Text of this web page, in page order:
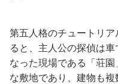
第五人格のチュートリ
ると、主人公の探偵は
なった現場である「荘
な敷地であり、建物も